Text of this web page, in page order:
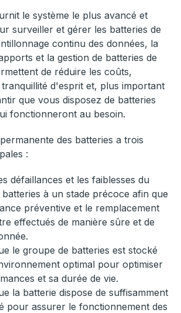
le système le plus avancé et
surveiller et gérer les batteries de
continu des données, la
et la gestion de batteries de
de réduire les coûts,
d'esprit et, plus important
que vous disposez de batteries
fonctionneront au besoin.
des batteries a trois
:
défaillances et les faiblesses du
à un stade précoce afin que
préventive et le remplacement
effectués de manière sûre et de
le groupe de batteries est stocké
optimal pour optimiser
et sa durée de vie.
la batterie dispose de suffisamment
pour assurer le fonctionnement des